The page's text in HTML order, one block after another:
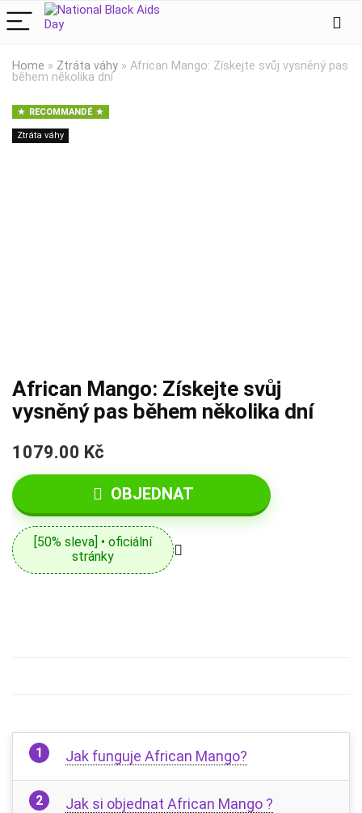
Home » Ztráta váhy » African Mango: Získejte svůj vysněný pas
během několika dní
RECOMMANDÉ
Ztráta váhy
African Mango: Získejte svůj
vysněný pas během několika dní
1079.00 Kč
OBJEDNAT
[50% sleva] • oficiální
stránky
Jak funguje African Mango?
Jak si objednat African Mango ?